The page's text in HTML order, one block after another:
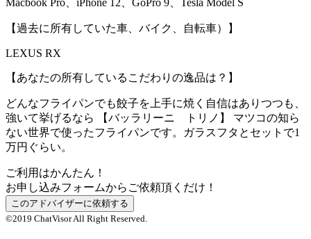
Macbook Pro、iPhone 12、GoPro 9、Tesla Model S
【過去に所有していた車、バイク、自転車）】
LEXUS RX
【あなたの所有しているこだわりの逸品は？】
どんなフライパンでも餃子を上手に焼く自信はありつつも、
強いて挙げるなら 【バッラリーニ トリノ】 マツコの知ら
ない世界で使ったフライパンです。ガラスフタとセットで1
万円ぐらい。
ご利用はかんたん！
お申し込みフォームからご依頼頂くだけ！
©2019 ChatVisor All Right Reserved.